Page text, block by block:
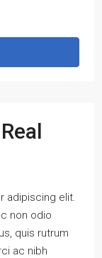
adipiscing elit.
non odio
quis rutrum
ac nibh